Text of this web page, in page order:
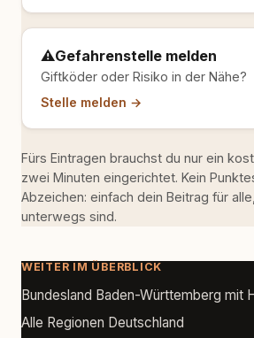
⚠️Gefahrenstelle melden
Giftköder oder Risiko in der Nähe?
Stelle melden →
Fürs Eintragen brauchst du nur ein
zwei Minuten eingerichtet. Kein
Abzeichen: einfach dein Beitrag für
unterwegs sind.
WEITER IM ÜBERBLICK
Bundesland Baden-Württemberg mit
Alle Regionen Deutschland